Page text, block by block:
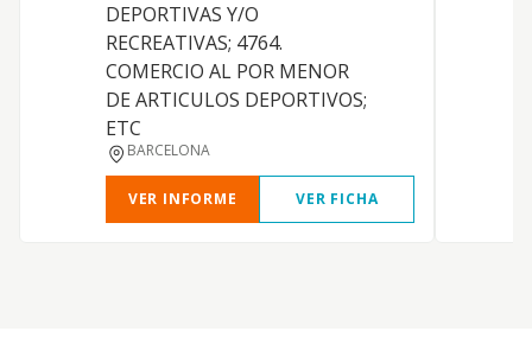
DEPORTIVAS Y/O
RECREATIVAS; 4764.
COMERCIO AL POR MENOR
DE ARTICULOS DEPORTIVOS;
ETC
BARCELONA
VER INFORME VER FICHA